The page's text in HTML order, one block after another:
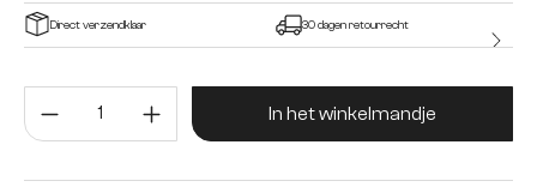
Direct verzendklaar 30 dagen retourrecht
Producthoeveelheid: Voer de
In het winkelmandje